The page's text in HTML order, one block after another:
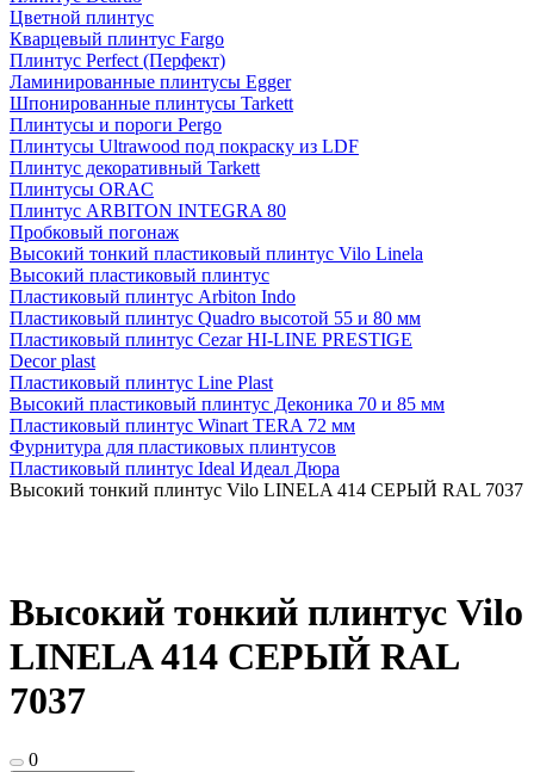
Цветной плинтус
Кварцевый плинтус Fargo
Плинтус Perfect (Перфект)
Ламинированные плинтусы Egger
Шпонированные плинтусы Tarkett
Плинтусы и пороги Pergo
Плинтусы Ultrawood под покраску из LDF
Плинтус декоративный Tarkett
Плинтусы ORAC
Плинтус ARBITON INTEGRA 80
Пробковый погонаж
Высокий тонкий пластиковый плинтус Vilo Linela
Высокий пластиковый плинтус
Пластиковый плинтус Arbiton Indo
Пластиковый плинтус Quadro высотой 55 и 80 мм
Пластиковый плинтус Cezar HI-LINE PRESTIGE
Decor plast
Пластиковый плинтус Line Plast
Высокий пластиковый плинтус Деконика 70 и 85 мм
Пластиковый плинтус Winart TERA 72 мм
Фурнитура для пластиковых плинтусов
Пластиковый плинтус Ideal Идеал Дюра
Высокий тонкий плинтус Vilo LINELA 414 СЕРЫЙ RAL 7037
Высокий тонкий плинтус Vilo
LINELA 414 СЕРЫЙ RAL
7037
0